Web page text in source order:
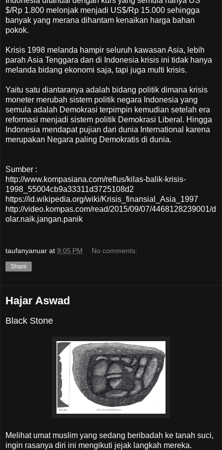
$/Rp 1.800 melonjak menjadi US$/Rp 15.000 sehingga
banyak yang merana dihantam kenaikan harga bahan
pokok.
Krisis 1998 melanda hampir seluruh kawasan Asia, lebih
parah Asia Tenggara dan di Indonesia krisis ini tidak hanya
melanda bidang ekonomi saja, tapi juga multi krisis.
Yaitu satu diantaranya adalah bidang politik dimana krisis
moneter merubah sistem politik negara Indonesia yang
semula adalah Demokrasi terpimpin kemudian setelah era
reformasi menjadi sistem politik Demokrasi Liberal. Hingga
Indonesia mendapat pujian dari dunia International karena
merupakan Negara paling Demokratis di dunia.
Sumber :
http://www.kompasiana.com/reflus/kilas-balik-krisis-
1998_55004cb9a33311d3725108d2
https://id.wikipedia.org/wiki/Krisis_finansial_Asia_1997
http://video.kompas.com/read/2015/09/07/4468128239001/d
olar.naik.jangan.panik
taufanyanuar at 9:05 PM No comments:
Share
Hajar Aswad
Black Stone
Melihat umat muslim yang sedang beribadah ke tanah suci,
ingin rasanya diri ini mengikuti jejak langkah mereka.